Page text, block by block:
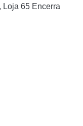
Loja 65 Encerra